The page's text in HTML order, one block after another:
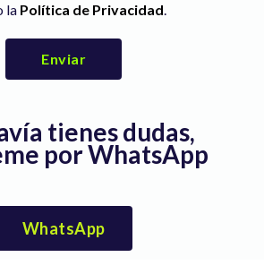
la Política de Privacidad.
Enviar
tienes dudas,
por WhatsApp
WhatsApp